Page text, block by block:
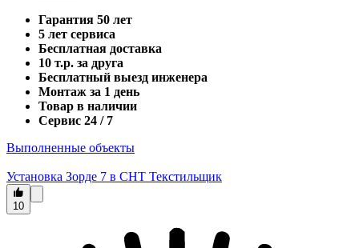
Гарантия 50 лет
5 лет сервиса
Бесплатная доставка
10 т.р. за друга
Бесплатный выезд инженера
Монтаж за 1 день
Товар в наличии
Сервис 24 / 7
Выполненные объекты
Установка Зорде 7 в СНТ Текстильщик
10